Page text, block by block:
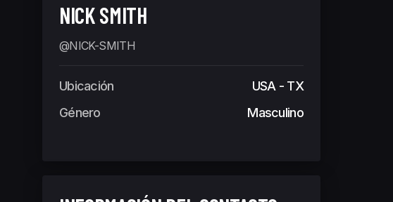
NICK SMITH
@NICK-SMITH
Ubicación
USA - TX
Género
Masculino